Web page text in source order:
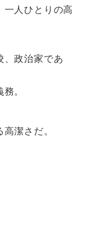
一人ひとりの高
、政治家であ
。
潔さだ。